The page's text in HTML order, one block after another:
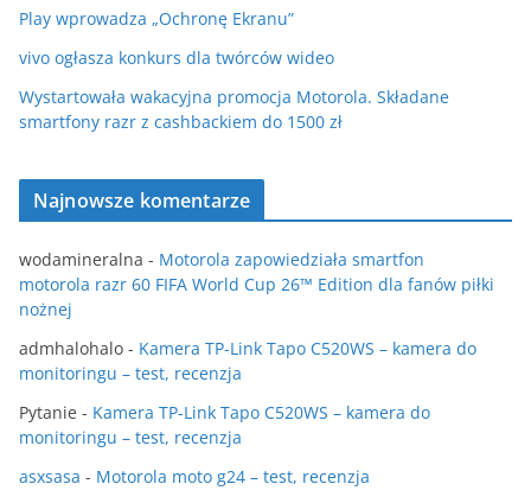
Play wprowadza „Ochronę Ekranu”
vivo ogłasza konkurs dla twórców wideo
Wystartowała wakacyjna promocja Motorola. Składane
smartfony razr z cashbackiem do 1500 zł
Najnowsze komentarze
wodamineralna - Motorola zapowiedziała smartfon
motorola razr 60 FIFA World Cup 26™ Edition dla fanów piłki
nożnej
admhalohalo - Kamera TP-Link Tapo C520WS – kamera do
monitoringu – test, recenzja
Pytanie - Kamera TP-Link Tapo C520WS – kamera do
monitoringu – test, recenzja
asxsasa - Motorola moto g24 – test, recenzja